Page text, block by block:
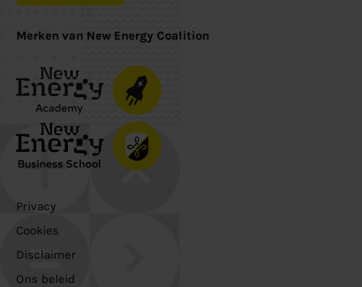
Merken van New Energy Coalition
Privacy
Cookies
Disclaimer
Ons beleid